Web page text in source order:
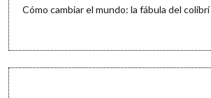
Cómo cambiar el mundo: la fábula del colibrí